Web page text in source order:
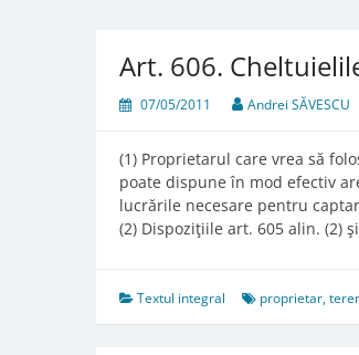
Art. 606.
07/05/2011 Andrei SĂVESCU
(1) Proprietarul care vrea să
poate dispune în mod efectiv
lucrările necesare pentru
(2) Dispoziţiile art. 605 alin. (2)
Textul integral proprietar,